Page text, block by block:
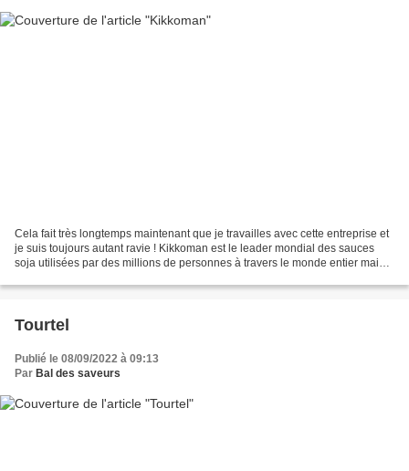
Cela fait très longtemps maintenant que je travailles avec cette entreprise et
je suis toujours autant ravie ! Kikkoman est le leader mondial des sauces
soja utilisées par des millions de personnes à travers le monde entier mais
Tourtel
Publié le 08/09/2022 à 09:13
Par Bal des saveurs